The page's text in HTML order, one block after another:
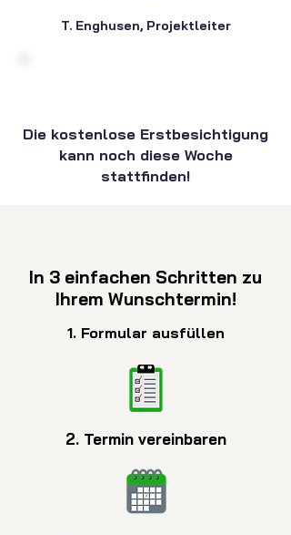
T. Enghusen, Projektleiter
Die kostenlose Erstbesichtigung
kann noch diese Woche
stattfinden!
In 3 einfachen Schritten zu
Ihrem Wunschtermin!
1. Formular ausfüllen
2. Termin vereinbaren